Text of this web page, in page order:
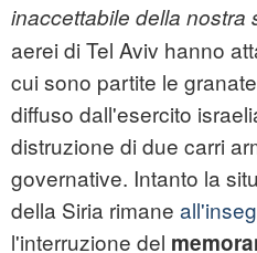
inaccettabile della nostra
aerei di Tel Aviv hanno
cui sono partite le
diffuso dall'esercito
distruzione di due carri
governative. Intanto la
della Siria rimane
l'interruzione del